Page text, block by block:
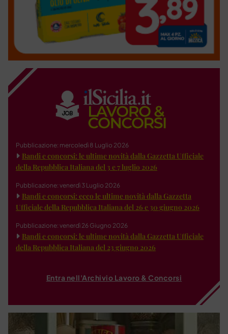
Pubblicazione: mercoledì 8 Luglio 2026
Bandi e concorsi: le ultime novità dalla Gazzetta Ufficiale
della Repubblica Italiana del 3 e 7 luglio 2026
Pubblicazione: venerdì 3 Luglio 2026
Bandi e concorsi: ecco le ultime novità dalla Gazzetta
Ufficiale della Repubblica Italiana del 26 e 30 giugno 2026
Pubblicazione: venerdì 26 Giugno 2026
Bandi e concorsi: le ultime novità dalla Gazzetta Ufficiale
della Repubblica Italiana del 23 giugno 2026
Entra nell'Archivio Lavoro & Concorsi